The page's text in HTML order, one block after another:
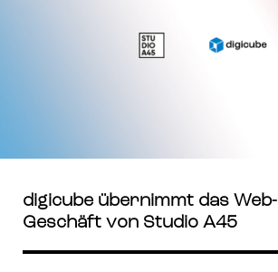
digicube übernimmt das Web-
Geschäft von Studio A45